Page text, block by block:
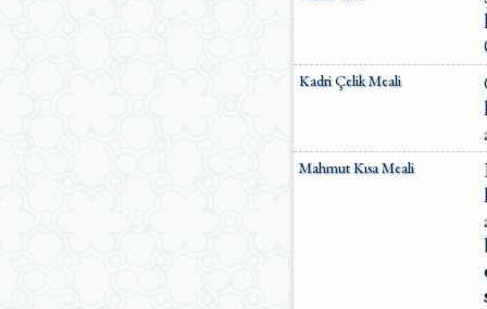
Kadri Çelik Meali
Mahmut Kısa Meali